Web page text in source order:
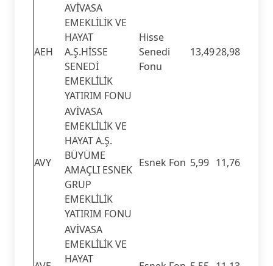
AEH
AVİVASA
EMEKLİLİK VE
HAYAT
A.Ş.HİSSE
SENEDİ
EMEKLİLİK
YATIRIM FONU
Hisse
Senedi
Fonu
13,4928,98
AVY
AVİVASA
EMEKLİLİK VE
HAYAT A.Ş.
BÜYÜME
AMAÇLI ESNEK
GRUP
EMEKLİLİK
YATIRIM FONU
Esnek Fon 5,99 11,76
AVİVASA
EMEKLİLİK VE
HAYAT